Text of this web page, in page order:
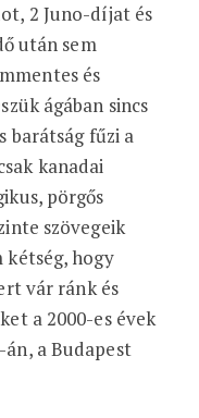
2 Juno-díjat és
után sem
és
ágában sincs
barátság fűzi a
kanadai
pörgős
szövegeik
kétség, hogy
vár ránk és
a 2000-es évek
a Budapest